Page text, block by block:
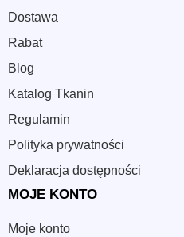
Dostawa
Rabat
Blog
Katalog Tkanin
Regulamin
Polityka prywatności
Deklaracja dostępności
MOJE KONTO
Moje konto